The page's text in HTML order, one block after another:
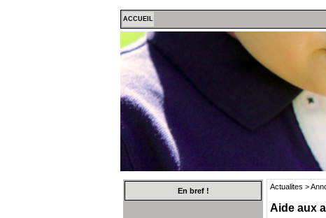
ACCUEIL
En bref ! Actualites >
Aide aux